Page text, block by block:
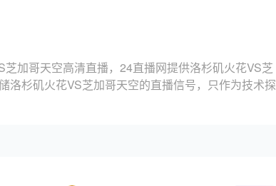
加哥天空高清直播，24直播网提供洛杉矶火花VS芝
洛杉矶火花VS芝加哥天空的直播信号，只作为技术探